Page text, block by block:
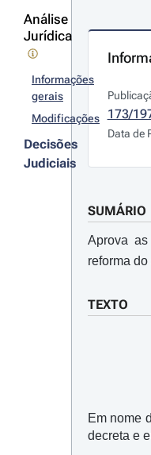
Análise
Jurídica
Informações
gerais
Modificações
Decisões
Judiciais
173/
Data de
SUMÁRIO
Aprova
reforma
TEXTO
Em nome
decreta e